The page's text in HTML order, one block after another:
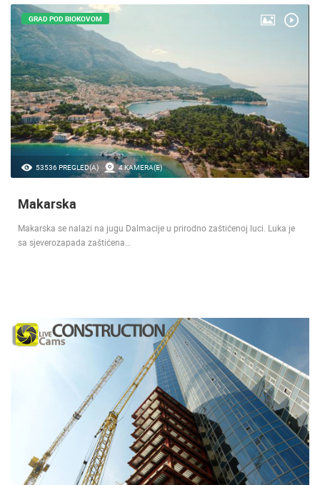
53536 PREGLED(A) 4 KAMERA(E)
GRAD POD BIOKOVOM
Makarska
Makarska se nalazi na jugu Dalmacije u prirodno zaštićenoj luci. Luka je
sa sjeverozapada zaštićena…